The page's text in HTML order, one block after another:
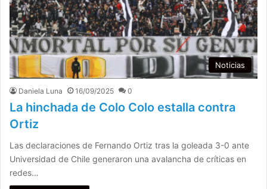
Noticias
Daniela Luna 16/09/2025 0
La hinchada de Colo Colo estalla contra
Ortiz
Las declaraciones de Fernando Ortiz tras la goleada 3-0 ante
Universidad de Chile generaron una avalancha de críticas en
redes…